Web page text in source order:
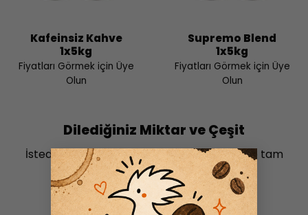
×
Kafeinsiz Kahve
1x5kg
Fiyatları Görmek için Üye
Olun
Supremo Blend
1x5kg
Fiyatları Görmek için Üye
Olun
Dilediğiniz Miktar ve Çeşit
İstediğiniz kilo, adet ve öğütüm seçeneğiyle tam
istediğiniz gibi bir kahveci…